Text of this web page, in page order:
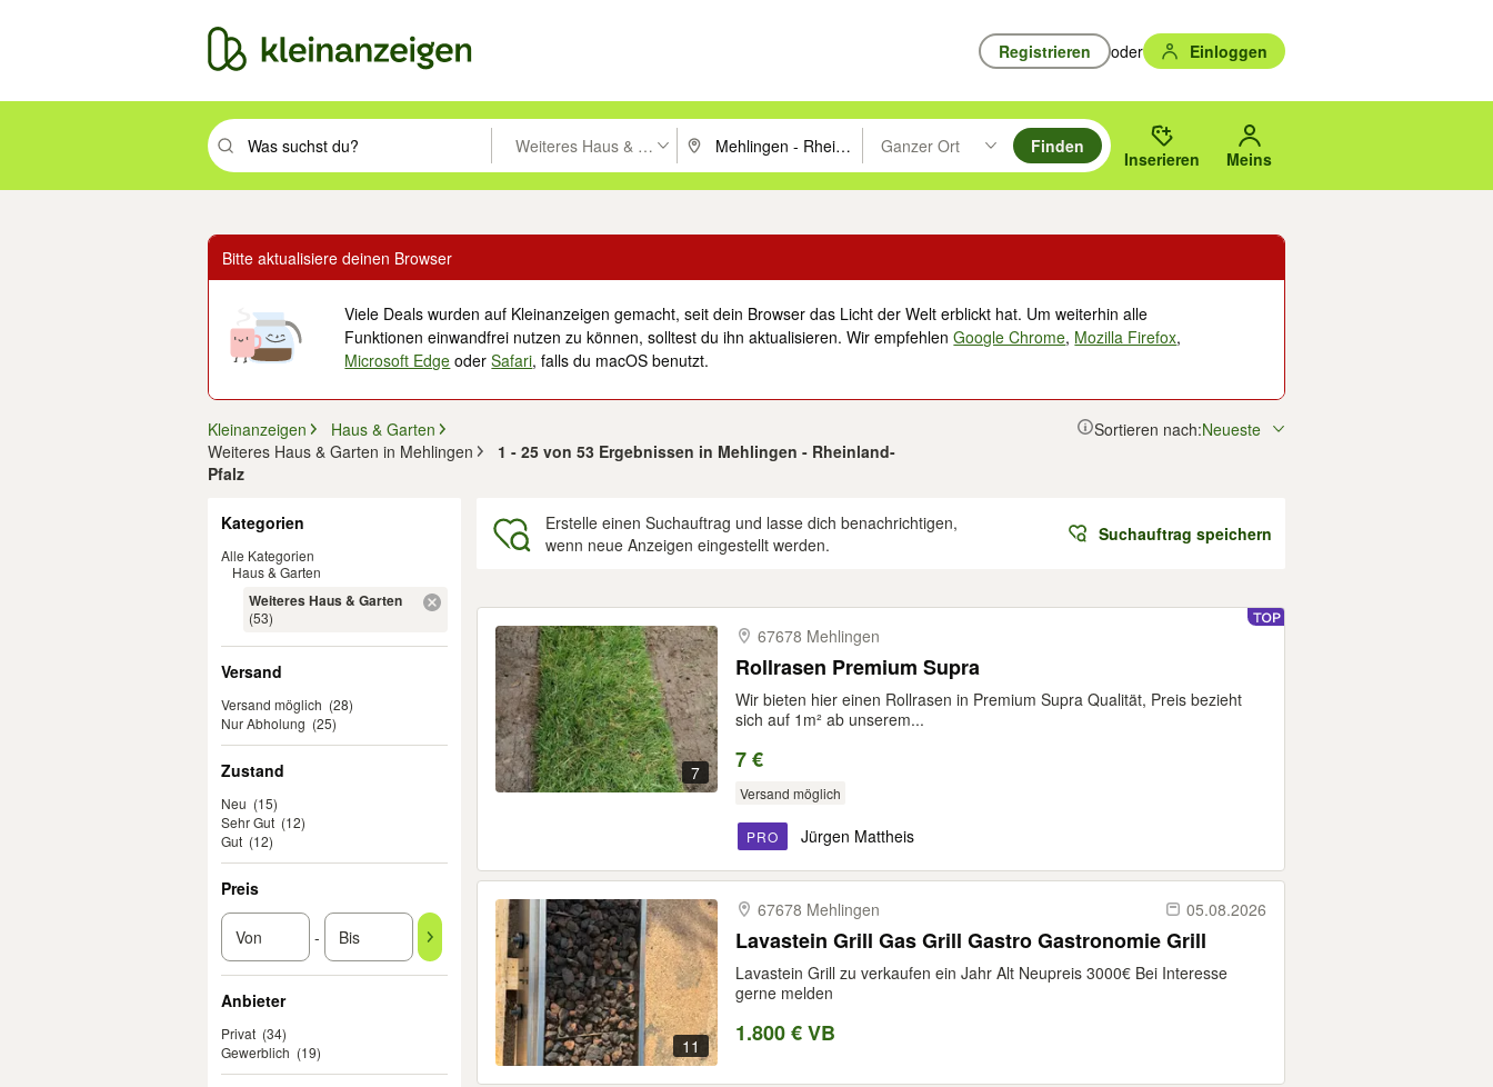
Registrieren oder Einloggen
Suchbegriff eingeben. Eingabetaste drücken um zu suchen, oder Vorschläge mit den Pfeiltasten nach oben/unten durchsuchen und mit Eingabetaste auswählen.
Weiteres Haus & Garten PLZ oder Ort eingeben. Eingabetaste drücken um zu suchen, oder Vorschläge mit den Pfeiltasten nach oben/
Ganzer Ort
Suche im Umkreis des gewählten Orts oder PLZ.
Finden
Inserieren Meins
Bitte aktualisiere deinen Browser
Viele Deals wurden auf Kleinanzeigen gemacht, seit dein Browser das Licht der Welt erblickt hat. Um weiterhin alle
Funktionen einwandfrei nutzen zu können, solltest du ihn aktualisieren. Wir empfehlenGoogle Chrome, Mozilla Firefox,
Microsoft Edge oderSafari, falls du macOS benutzt.
Kleinanzeigen
Haus & Garten
Weiteres Haus & Garten in Mehlingen
1 - 25 von 53 Ergebnissen in Mehlingen - Rheinland-
Pfalz
Sortieren nach:Neueste
Kategorien
Alle Kategorien
Haus & Garten
Weiteres Haus & Garten
(53)
Versand
Versand möglich (28)
Nur Abholung (25)
Zustand
Neu (15)
Sehr Gut (12)
Gut (12)
Preis
-
Anbieter
Privat (34)
Gewerblich (19)
Erstelle einen Suchauftrag und lasse dich benachrichtigen,
wenn neue Anzeigen eingestellt werden.
Suchauftrag speichern
7
67678 Mehlingen
Rollrasen Premium Supra
Wir bieten hier einen Rollrasen in Premium Supra Qualität, Preis bezieht
sich auf 1m² ab unserem...
7 €
Versand möglich
PRO Jürgen Mattheis
11
67678 Mehlingen 05.08.2026
Lavastein Grill Gas Grill Gastro Gastronomie Grill
Lavastein Grill zu verkaufen ein Jahr Alt Neupreis 3000€ Bei Interesse
gerne melden
1.800 € VB